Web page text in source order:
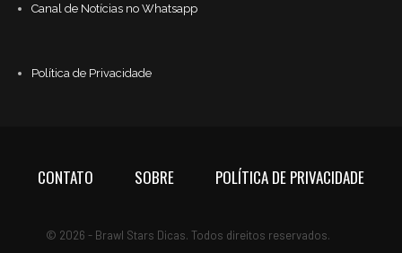
Canal de Notícias no Whatsapp
Política de Privacidade
CONTATO SOBRE POLÍTICA DE PRIVACIDADE
© 2026 - Brawl Stars Dicas. Todos direitos reservados.